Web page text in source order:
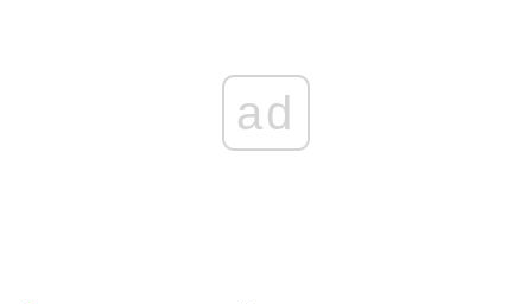
ad